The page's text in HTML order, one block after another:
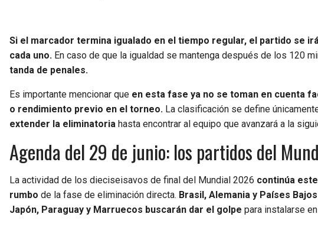
Si el marcador termina igualado en el tiempo regular, el partido se
cada uno. En caso de que la igualdad se mantenga después de los 120
tanda de penales.
Es importante mencionar que en esta fase ya no se toman en cuenta
o rendimiento previo en el torneo. La clasificación se define
extender la eliminatoria hasta encontrar al equipo que avanzará a la
Agenda del 29 de junio: los partidos del
La actividad de los dieciseisavos de final del Mundial 2026 continúa
rumbo de la fase de eliminación directa. Brasil, Alemania y Países
Japón, Paraguay y Marruecos buscarán dar el golpe para instalarse